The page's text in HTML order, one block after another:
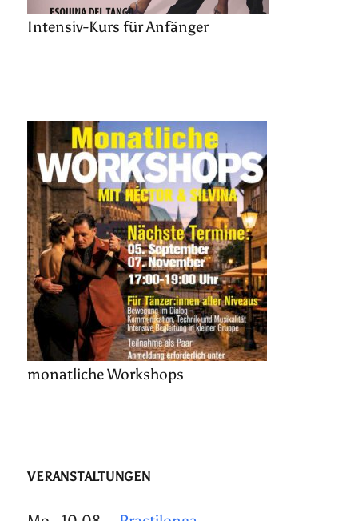
Intensiv-Kurs für Anfänger
monatliche Workshops
VERANSTALTUNGEN